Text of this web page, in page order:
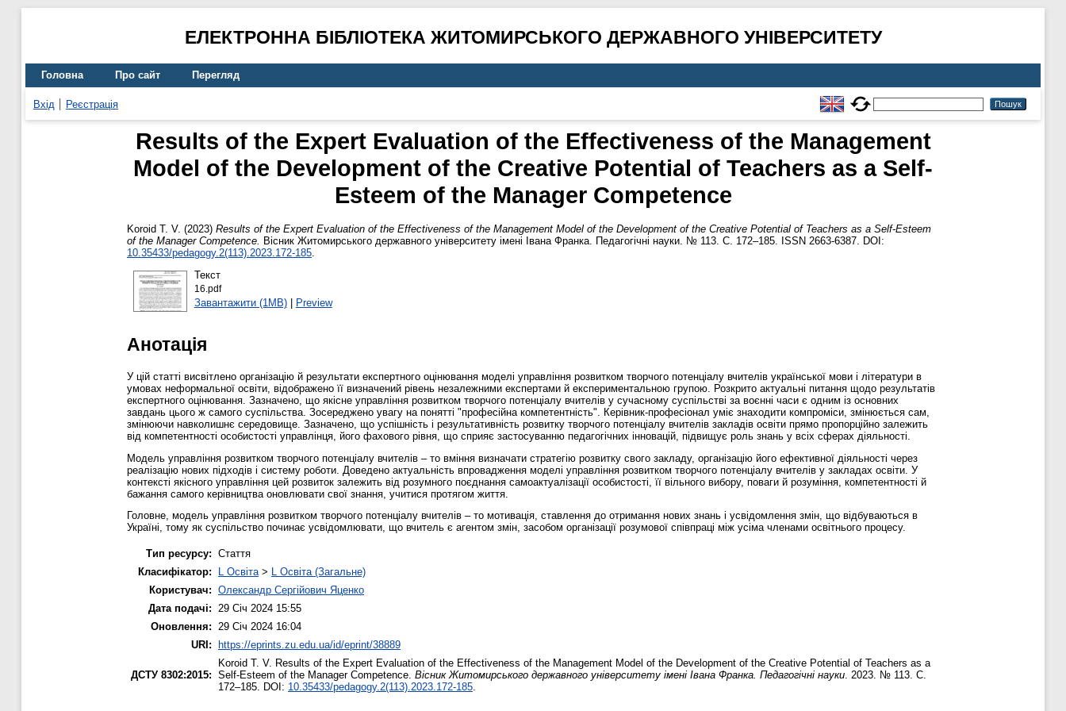
ЕЛЕКТРОННА БІБЛІОТЕКА ЖИТОМИРСЬКОГО ДЕРЖАВНОГО УНІВЕРСИТЕТУ
Головна Про сайт Перегляд
Вхід Реєстрація
Results of the Expert Evaluation of the Effectiveness of the Management
Model of the Development of the Creative Potential of Teachers as a Self-
Esteem of the Manager Competence
Koroid T. V. (2023) Results of the Expert Evaluation of the Effectiveness of the Management Model of the Development of the Creative Potential of Teachers as a Self-Esteem
of the Manager Competence. Вісник Житомирського державного університету імені Івана Франка. Педагогічні науки. № 113. С. 172–185. ISSN 2663-6387. DOI:
10.35433/pedagogy.2(113).2023.172-185.
Текст
16.pdf
Завантажити (1MB)| Preview
Анотація
У цій статті висвітлено організацію й результати експертного оцінювання моделі управління розвитком творчого потенціалу вчителів української мови і літератури в
умовах неформальної освіти, відображено її визначений рівень незалежними експертами й експериментальною групою. Розкрито актуальні питання щодо результатів
експертного оцінювання. Зазначено, що якісне управління розвитком творчого потенціалу вчителів у сучасному суспільстві за воєнні часи є одним із основних
завдань цього ж самого суспільства. Зосереджено увагу на понятті "професійна компетентність". Керівник-професіонал уміє знаходити компроміси, змінюється сам,
змінюючи навколишнє середовище. Зазначено, що успішність і результативність розвитку творчого потенціалу вчителів закладів освіти прямо пропорційно залежить
від компетентності особистості управлінця, його фахового рівня, що сприяє застосуванню педагогічних інновацій, підвищує роль знань у всіх сферах діяльності.
Модель управління розвитком творчого потенціалу вчителів – то вміння визначати стратегію розвитку свого закладу, організацію його ефективної діяльності через
реалізацію нових підходів і систему роботи. Доведено актуальність впровадження моделі управління розвитком творчого потенціалу вчителів у закладах освіти. У
контексті якісного управління цей розвиток залежить від розумного поєднання самоактуалізації особистості, її вільного вибору, поваги й розуміння, компетентності й
бажання самого керівництва оновлювати свої знання, учитися протягом життя.
Головне, модель управління розвитком творчого потенціалу вчителів – то мотивація, ставлення до отримання нових знань і усвідомлення змін, що відбуваються в
Україні, тому як суспільство починає усвідомлювати, що вчитель є агентом змін, засобом організації розумової співпраці між усіма членами освітнього процесу.
Тип ресурсу: Стаття
Класифікатор:
L Освіта> L Освіта (Загальне)
Користувач: Олександр Сергійович Яценко
Дата подачі: 29 Січ 2024 15:55
Оновлення: 29 Січ 2024 16:04
URI:
https://eprints.zu.edu.ua/id/eprint/38889
ДСТУ 8302:2015:
Koroid T. V. Results of the Expert Evaluation of the Effectiveness of the Management Model of the Development of the Creative Potential of Teachers as a
Self-Esteem of the Manager Competence. Вісник Житомирського державного університету імені Івана Франка. Педагогічні науки. 2023. № 113. С.
172–185. DOI: 10.35433/pedagogy.2(113).2023.172-185.